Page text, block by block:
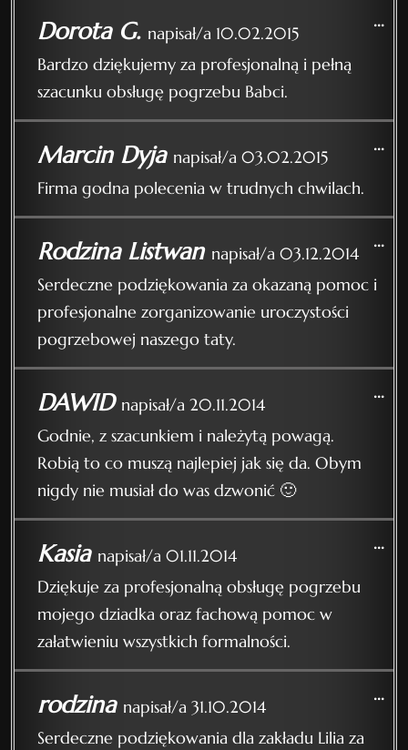
Dorota G. napisał/a 10.02.2015
Bardzo dziękujemy za profesjonalną i pełną
szacunku obsługę pogrzebu Babci.
...
Marcin Dyja napisał/a 03.02.2015
Firma godna polecenia w trudnych chwilach.
...
Rodzina Listwan napisał/a 03.12.2014
Serdeczne podziękowania za okazaną pomoc i
profesjonalne zorganizowanie uroczystości
pogrzebowej naszego taty.
...
DAWID napisał/a 20.11.2014
Godnie, z szacunkiem i należytą powagą.
Robią to co muszą najlepiej jak się da. Obym
nigdy nie musiał do was dzwonić 🙂
...
Kasia napisał/a 01.11.2014
Dziękuje za profesjonalną obsługę pogrzebu
mojego dziadka oraz fachową pomoc w
załatwieniu wszystkich formalności.
...
rodzina napisał/a 31.10.2014
Serdeczne podziękowania dla zakładu Lilia za
...